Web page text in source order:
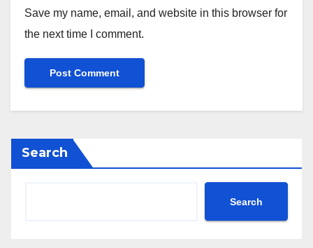
Save my name, email, and website in this browser for
the next time I comment.
Search
Search